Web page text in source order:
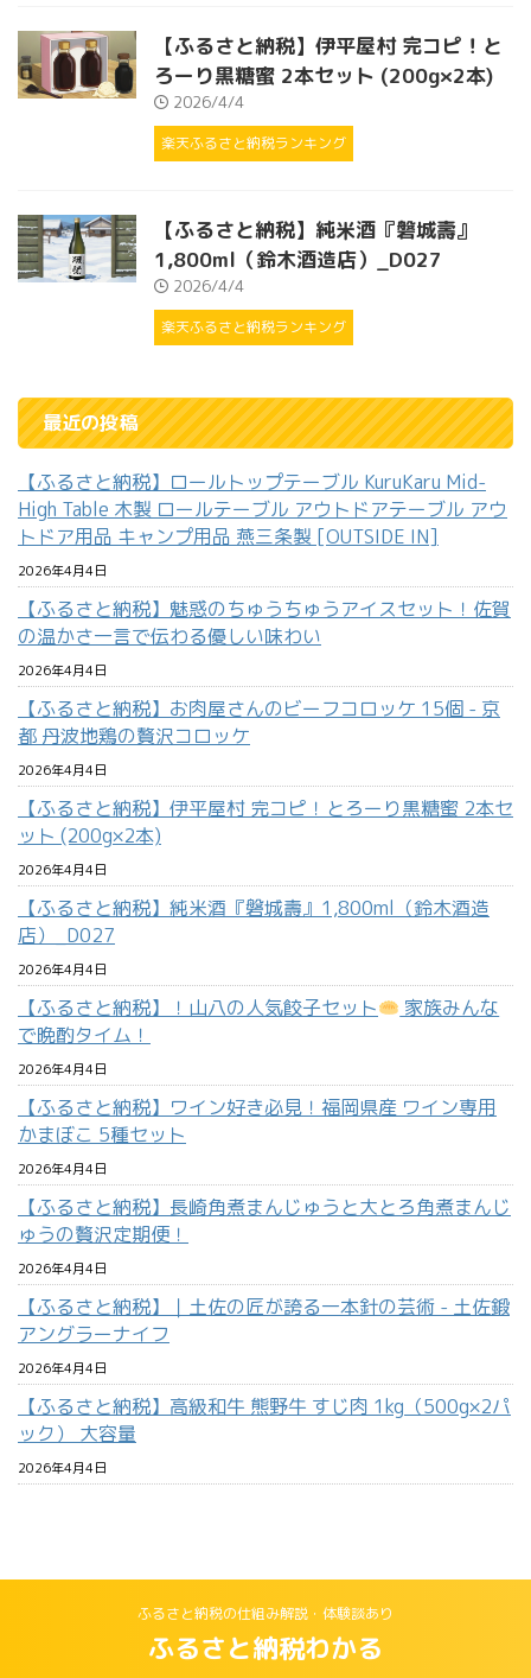
【ふるさと納税】伊平屋村 完コピ！と
ろーり黒糖蜜 2本セット (200g×2本)
2026/4/4
楽天ふるさと納税ランキング
【ふるさと納税】純米酒『磐城壽』
1,800ml（鈴木酒造店）_D027
2026/4/4
楽天ふるさと納税ランキング
最近の投稿
【ふるさと納税】ロールトップテーブル KuruKaru Mid-
High Table 木製 ロールテーブル アウトドアテーブル アウ
トドア用品 キャンプ用品 燕三条製 [OUTSIDE IN]
2026年4月4日
【ふるさと納税】魅惑のちゅうちゅうアイスセット！佐賀
の温かさ一言で伝わる優しい味わい
2026年4月4日
【ふるさと納税】お肉屋さんのビーフコロッケ 15個 - 京
都 丹波地鶏の贅沢コロッケ
2026年4月4日
【ふるさと納税】伊平屋村 完コピ！とろーり黒糖蜜 2本セ
ット (200g×2本)
2026年4月4日
【ふるさと納税】純米酒『磐城壽』1,800ml（鈴木酒造
店）_D027
2026年4月4日
【ふるさと納税】！山八の人気餃子セット
家族みんな
で晩酌タイム！
2026年4月4日
【ふるさと納税】ワイン好き必見！福岡県産 ワイン専用
かまぼこ 5種セット
2026年4月4日
【ふるさと納税】長崎角煮まんじゅうと大とろ角煮まんじ
ゅうの贅沢定期便！
2026年4月4日
【ふるさと納税】｜土佐の匠が誇る一本針の芸術 - 土佐鍛
アングラーナイフ
2026年4月4日
【ふるさと納税】高級和牛 熊野牛 すじ肉 1kg（500g×2パ
ック） 大容量
2026年4月4日
ふるさと納税の仕組み解説・体験談あり
ふるさと納税わかる